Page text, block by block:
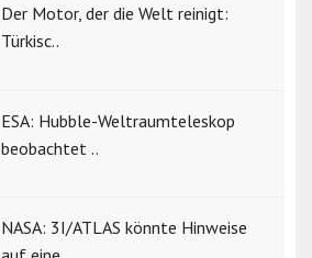
Der Motor, der die Welt reinigt:
Türkisc..
ESA: Hubble-Weltraumteleskop
beobachtet ..
NASA: 3I/ATLAS könnte Hinweise